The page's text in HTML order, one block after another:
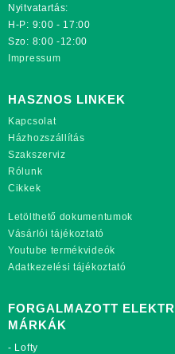
Nyitvatartás:
H-P: 9:00 - 17:00
Szo: 8:00 -12:00
Impressum
HASZNOS LINKEK
Kapcsolat
Házhozszállítás
Szakszerviz
Rólunk
Cikkek
Letölthető dokumentumok
Vásárlói tájékoztató
Youtube termékvideók
Adatkezelési tájékoztató
FORGALMAZOTT
MÁRKÁK
- Lofty